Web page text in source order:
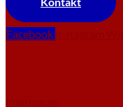
Facebook